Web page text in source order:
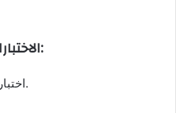
9. الاختبارات والتشغيل التجريبي:
اختبار أنظمة الكهرباء والتكييف والحريق.